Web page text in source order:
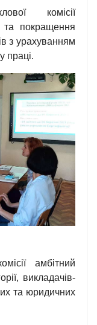
комісії
та покращення
з урахуванням
праці.
амбітний
викладачів-
та юридичних